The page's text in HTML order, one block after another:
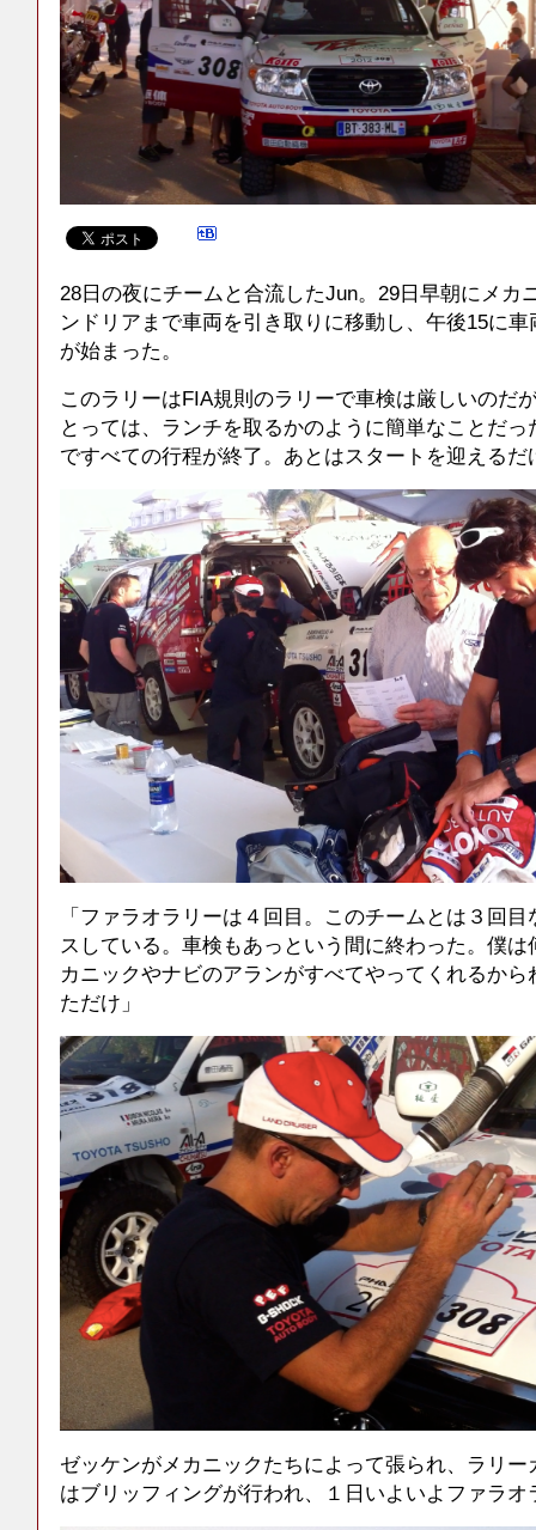
28日の夜にチームと合流したJun。29日早朝にメカ
ンドリアまで車両を引き取りに移動し、午後15に
が始まった。
このラリーはFIA規則のラリーで車検は厳しいのだ
とっては、ランチを取るかのように簡単なことだ
ですべての行程が終了。あとはスタートを迎えるだ
「ファラオラリーは４回目。このチームとは３回
スしている。車検もあっという間に終わった。僕
カニックやナビのアランがすべてやってくれるか
ただけ」
ゼッケンがメカニックたちによって張られ、ラリ
はブリッフィングが行われ、１日いよいよファラ